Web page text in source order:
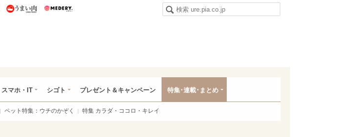
うまいパン うまい肉
スマホ・IT シゴト プレゼント＆キャンペーン 特集･連載･まとめ
ペット特集：ウチのかぞく 特集 カラダ・ココロ・キレイ